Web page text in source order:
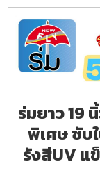
ร่มยาว 19
พิเศษ ซับ
รังสีUV แ